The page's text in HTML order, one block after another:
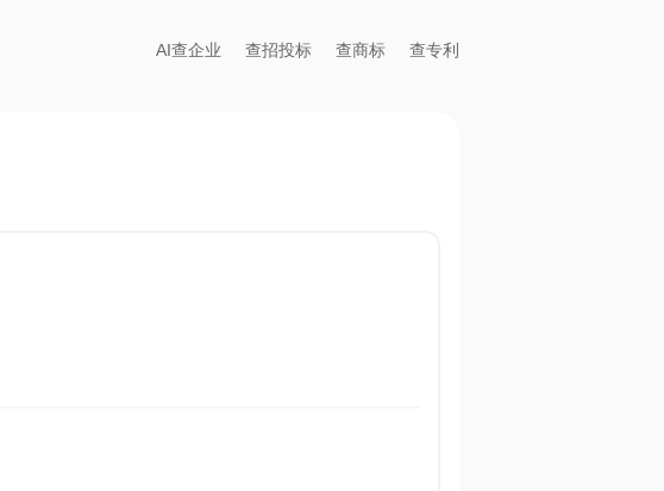
AI查企业 查招投标 查商标 查专利